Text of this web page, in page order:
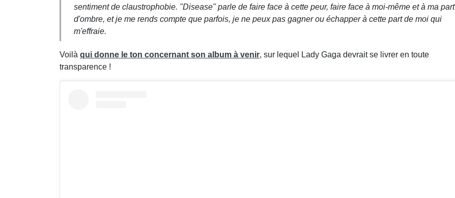
sentiment de claustrophobie. "Disease" parle de faire face à cette peur, faire face à moi-même et à ma part
d'ombre, et je me rends compte que parfois, je ne peux pas gagner ou échapper à cette part de moi qui
m'effraie.
Voilà qui donne le ton concernant son album à venir, sur lequel Lady Gaga devrait se livrer en toute
transparence !